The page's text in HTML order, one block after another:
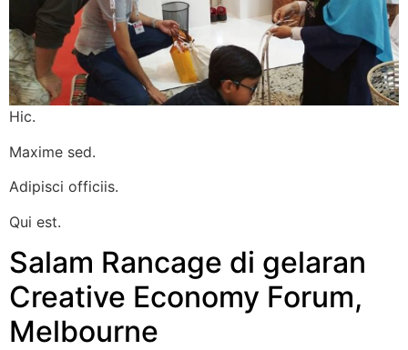
Hic.
Maxime sed.
Adipisci officiis.
Qui est.
Salam Rancage di gelaran
Creative Economy Forum,
Melbourne